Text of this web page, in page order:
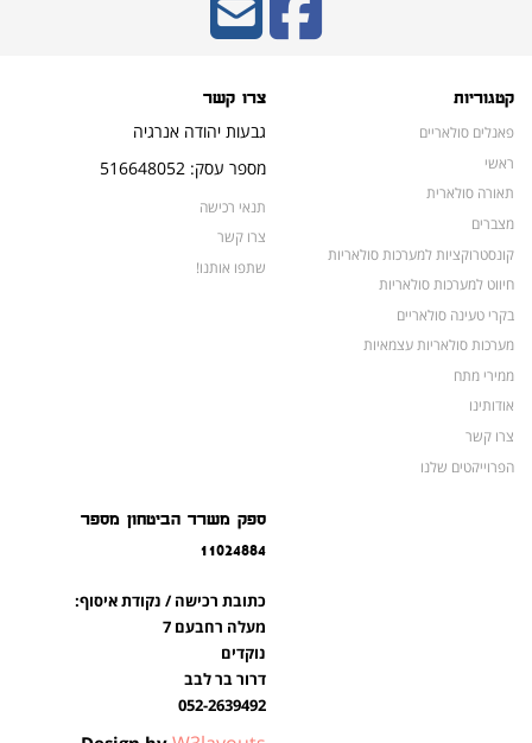
קטגוריות
פאנלים סולאריים
ראשי
תאורה סולארית
מצברים
קונסטרוקציות למערכות סולאריות
חיווט למערכות סולאריות
בקרי טעינה סולאריים
מערכות סולאריות עצמאיות
ממירי מתח
אודותינו
צרו קשר
הפרוייקטים שלנו
צרו קשר
גבעות יהודה אנרגיה
מספר עסק: 516648052
תנאי רכישה
צרו קשר
שתפו אותנו!
ספק משרד הביטחון מספר
11024884
כתובת רכישה / נקודת איסוף:
מעלה רחבעם 7
נוקדים
דרור בר לבב
052-2639492